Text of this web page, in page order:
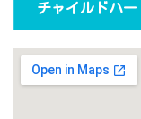
チャイルドハー